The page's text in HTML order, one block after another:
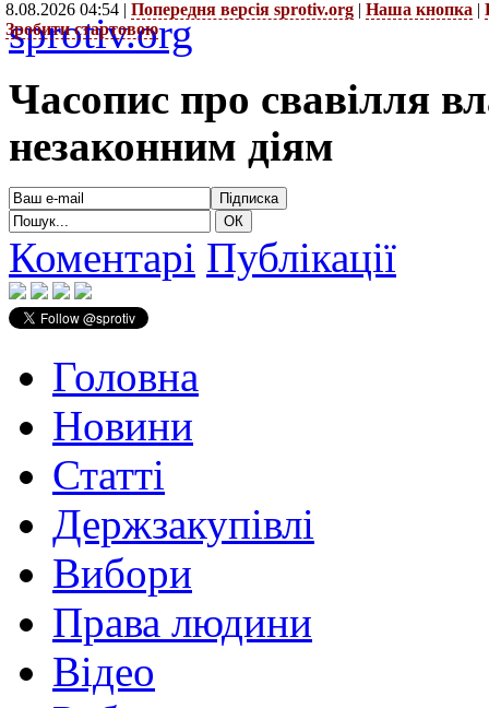
8.08.2026 04:54 | Попередня версія sprotiv.org | Наша кнопка |
Зробити стартовою
sprotiv.org
Часопис про свавілля
незаконним діям
Коментарі Публікації
Головна
Новини
Статті
Держзакупівлі
Вибори
Права людини
Відео